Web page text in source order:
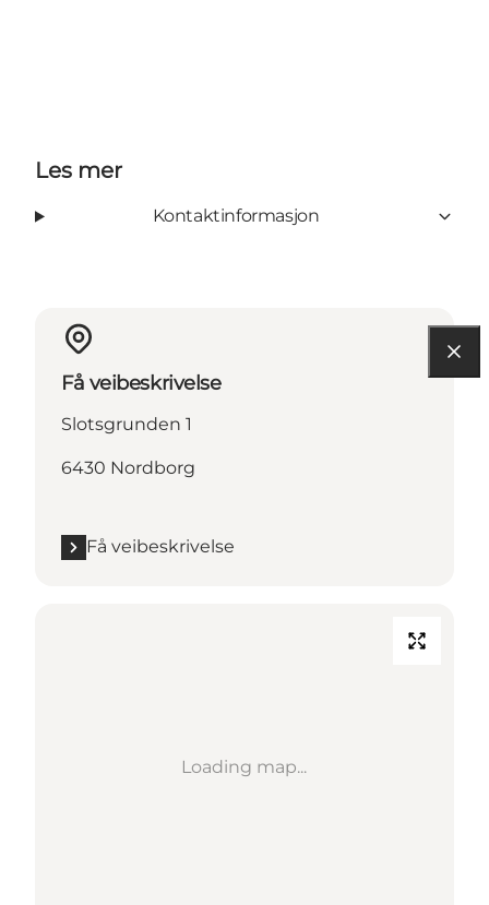
Les mer
Kontaktinformasjon
Få veibeskrivelse
Slotsgrunden 1
6430 Nordborg
Få veibeskrivelse
Loading map...